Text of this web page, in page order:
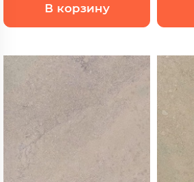
В корзину